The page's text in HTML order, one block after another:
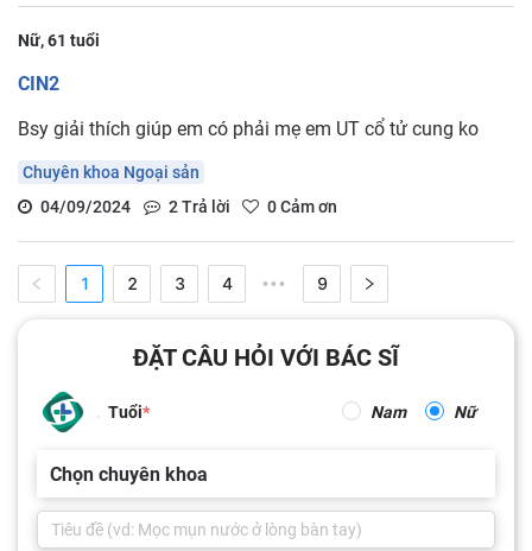
Nữ, 61 tuổi
CIN2
Bsy giải thích giúp em có phải mẹ em UT cổ tử cung ko
Chuyên khoa Ngoại sản
04/09/2024
2Trả lời 0Cảm ơn
1 2 3 4 ••• 9
ĐẶT CÂU HỎI VỚI BÁC SĨ
Tuổi Nam Nữ
Chọn chuyên khoa